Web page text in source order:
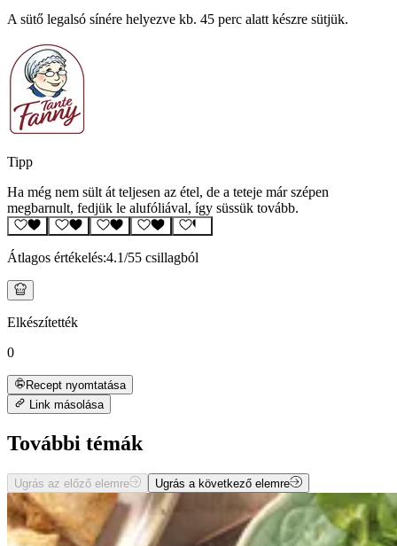
A sütő legalsó sínére helyezve kb. 45 perc alatt készre sütjük.
Tipp
Ha még nem sült át teljesen az étel, de a teteje már szépen
megbarnult, fedjük le alufóliával, így süssük tovább.
Átlagos értékelés:4.1/55 csillagból
Elkészítették
0
Recept nyomtatása
Link másolása
További témák
Ugrás az előző elemre Ugrás a következő elemre